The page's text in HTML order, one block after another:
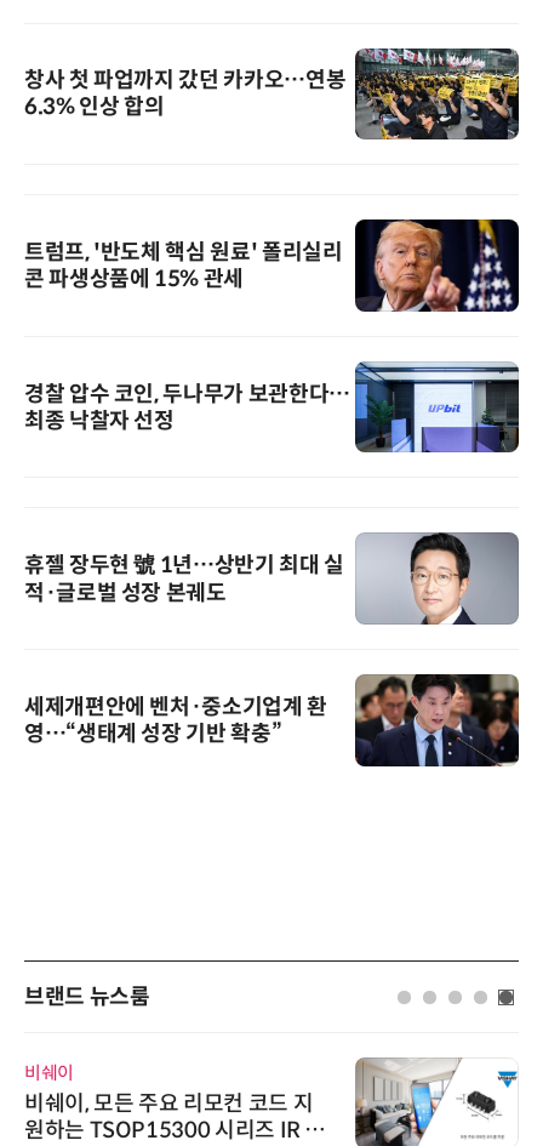
창사 첫 파업까지 갔던 카카오…연봉
6.3% 인상 합의
트럼프, '반도체 핵심 원료' 폴리실리
콘 파생상품에 15% 관세
경찰 압수 코인, 두나무가 보관한다…
최종 낙찰자 선정
휴젤 장두현 號 1년…상반기 최대 실
적·글로벌 성장 본궤도
세제개편안에 벤처·중소기업계 환
영…“생태계 성장 기반 확충”
브랜드 뉴스룸
비쉐이
비쉐이, 모든 주요 리모컨 코드 지
원하는 TSOP15300 시리즈 IR 수